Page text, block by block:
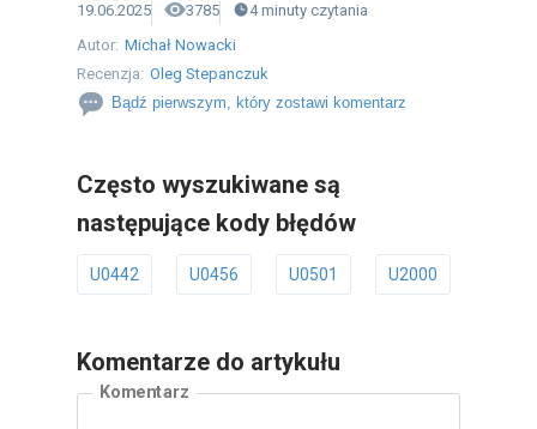
19.06.2025 3785 4 minuty czytania
Autor: Michał Nowacki
Recenzja: Oleg Stepanczuk
Bądź pierwszym, który zostawi komentarz
Często wyszukiwane są
następujące kody błędów
U0442 U0456 U0501 U2000
Komentarze do artykułu
Komentarz